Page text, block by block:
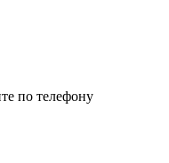
по телефону